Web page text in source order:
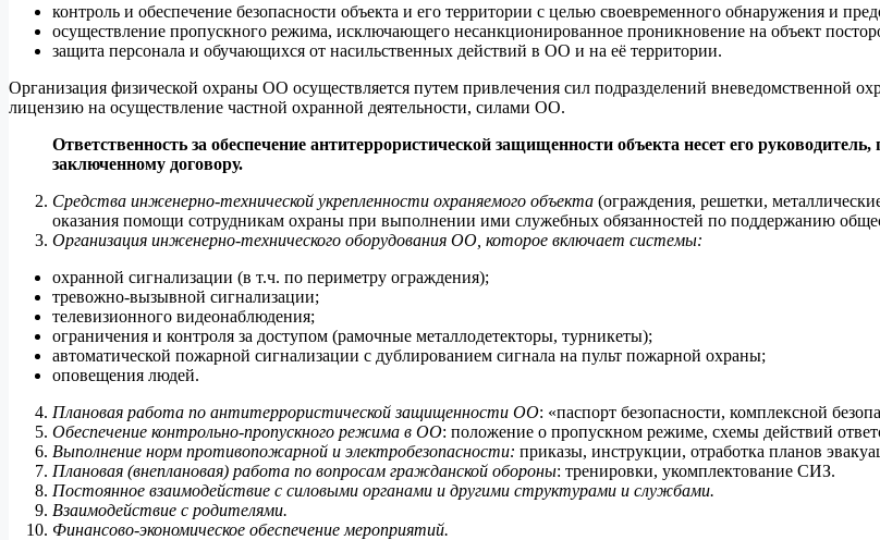
контроль и обеспечение безопасности объекта и его территории с целью своевременного обнаружения и
осуществление пропускного режима, исключающего несанкционированное проникновение на объект
защита персонала и обучающихся от насильственных действий в ОО и на её территории.
Организация физической охраны ОО осуществляется путем привлечения сил подразделений вневедомственной
лицензию на осуществление частной охранной деятельности, силами ОО.
Ответственность за обеспечение антитеррористической защищенности объекта несет его
заключенному договору.
Средства инженерно-технической укрепленности охраняемого объекта (ограждения, решетки,
оказания помощи сотрудникам охраны при выполнении ими служебных обязанностей по поддержанию
Организация инженерно-технического оборудования ОО, которое включает системы:
охранной сигнализации (в т.ч. по периметру ограждения);
тревожно-вызывной сигнализации;
телевизионного видеонаблюдения;
ограничения и контроля за доступом (рамочные металлодетекторы, турникеты);
автоматической пожарной сигнализации с дублированием сигнала на пульт пожарной охраны;
оповещения людей.
Плановая работа по антитеррористической защищенности ОО: «паспорт безопасности, комплексной
Обеспечение контрольно-пропускного режима в ОО: положение о пропускном режиме, схемы действий
Выполнение норм противопожарной и электробезопасности: приказы, инструкции, отработка планов
Плановая (внеплановая) работа по вопросам гражданской обороны: тренировки, укомплектование СИЗ.
Постоянное взаимодействие с силовыми органами и другими структурами и службами.
Взаимодействие с родителями.
Финансово-экономическое обеспечение мероприятий.